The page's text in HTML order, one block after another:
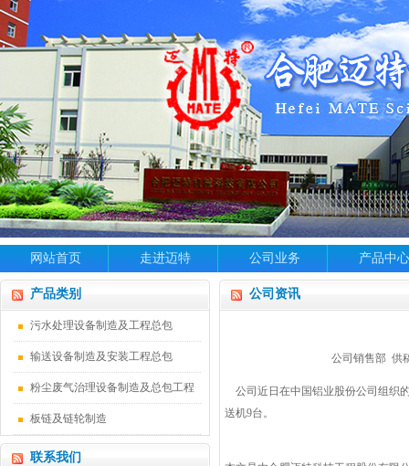
网站首页 走进迈特 公司业务 产品中心
产品类别
污水处理设备制造及工程总包
输送设备制造及安装工程总包
粉尘废气治理设备制造及总包工程
板链及链轮制造
联系我们
公司资讯
公司销售部 供
公司近日在中国铝业股份公司组织
送机9台。